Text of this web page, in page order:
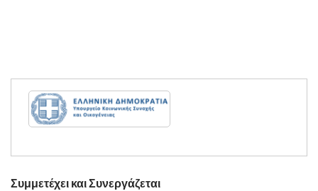
Συμμετέχει και Συνεργάζεται